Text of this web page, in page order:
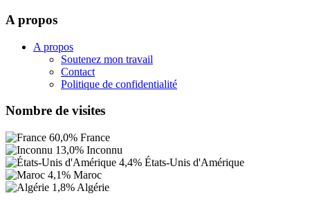
A propos
A propos
Soutenez mon travail
Contact
Politique de confidentialité
Nombre de visites
60,0% France
13,0% Inconnu
4,4% États-Unis d'Amérique
4,1% Maroc
1,8% Algérie